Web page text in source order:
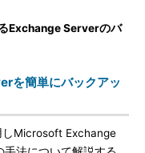
Exchange Serverのバ
を簡単にバックアッ
しMicrosoft Exchange